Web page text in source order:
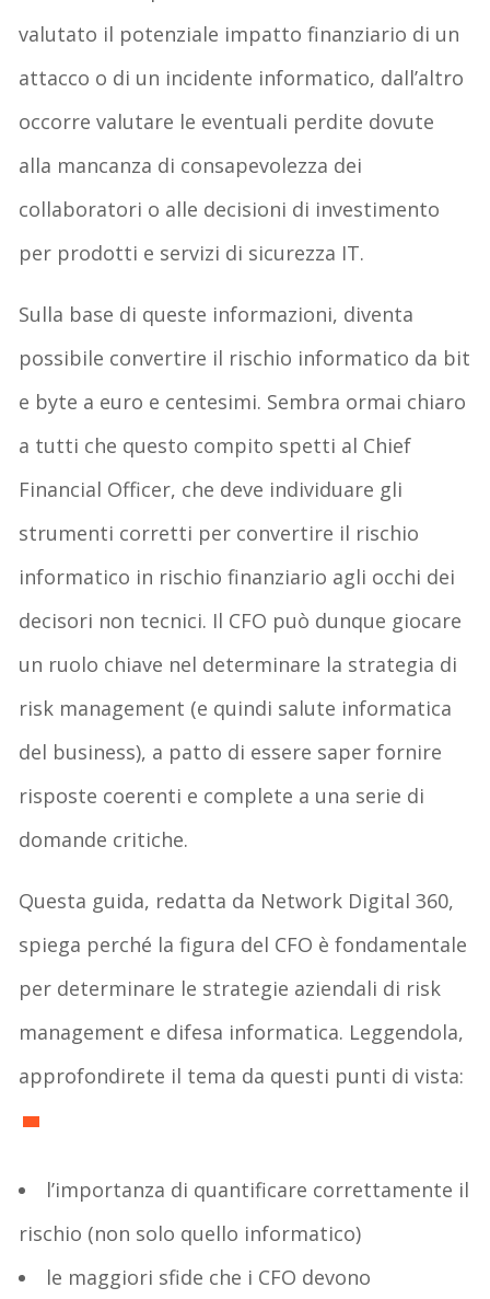
valutato il potenziale impatto finanziario di un
attacco o di un incidente informatico, dall’altro
occorre valutare le eventuali perdite dovute
alla mancanza di consapevolezza dei
collaboratori o alle decisioni di investimento
per prodotti e servizi di sicurezza IT.
Sulla base di queste informazioni, diventa
possibile convertire il rischio informatico da bit
e byte a euro e centesimi. Sembra ormai chiaro
a tutti che questo compito spetti al Chief
Financial Officer, che deve individuare gli
strumenti corretti per convertire il rischio
informatico in rischio finanziario agli occhi dei
decisori non tecnici. Il CFO può dunque giocare
un ruolo chiave nel determinare la strategia di
risk management (e quindi salute informatica
del business), a patto di essere saper fornire
risposte coerenti e complete a una serie di
domande critiche.
Questa guida, redatta da Network Digital 360,
spiega perché la figura del CFO è fondamentale
per determinare le strategie aziendali di risk
management e difesa informatica. Leggendola,
approfondirete il tema da questi punti di vista:
l’importanza di quantificare correttamente il
rischio (non solo quello informatico)
le maggiori sfide che i CFO devono